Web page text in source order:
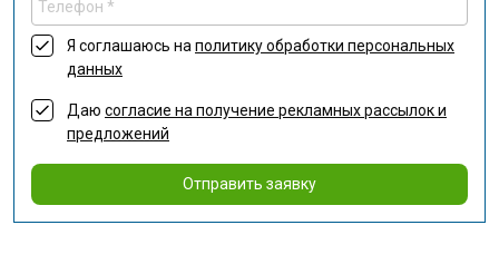
Я соглашаюсь наполитику обработки персональных
данных
Даю согласие на получение рекламных рассылок и
предложений
Отправить заявку